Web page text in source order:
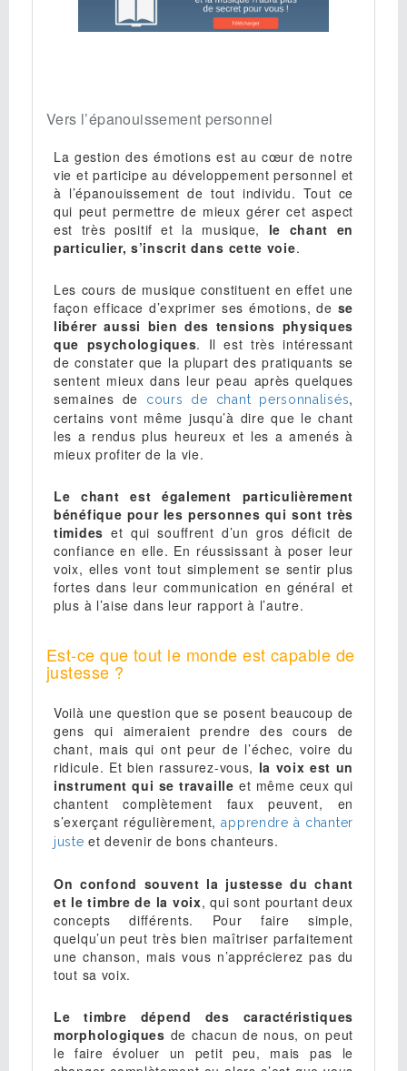
Vers l’épanouissement personnel
La gestion des émotions est au cœur de notre
vie et participe au développement personnel et
à l’épanouissement de tout individu. Tout ce
qui peut permettre de mieux gérer cet aspect
est très positif et la musique, le chant en
particulier, s’inscrit dans cette voie.
Les cours de musique constituent en effet une
façon efficace d’exprimer ses émotions, de se
libérer aussi bien des tensions physiques
que psychologiques. Il est très intéressant
de constater que la plupart des pratiquants se
sentent mieux dans leur peau après quelques
semaines de
cours de chant personnalisés,
certains vont même jusqu’à dire que le chant
les a rendus plus heureux et les a amenés à
mieux profiter de la vie.
Le chant est également particulièrement
bénéfique pour les personnes qui sont très
timides et qui souffrent d’un gros déficit de
confiance en elle. En réussissant à poser leur
voix, elles vont tout simplement se sentir plus
fortes dans leur communication en général et
plus à l’aise dans leur rapport à l’autre.
Est-ce que tout le monde est capable de
justesse ?
Voilà une question que se posent beaucoup de
gens qui aimeraient prendre des cours de
chant, mais qui ont peur de l’échec, voire du
ridicule. Et bien rassurez-vous, la voix est un
instrument qui se travaille et même ceux qui
chantent complètement faux peuvent, en
s’exerçant régulièrement,apprendre à chanter
juste et devenir de bons chanteurs.
On confond souvent la justesse du chant
et le timbre de la voix, qui sont pourtant deux
concepts différents. Pour faire simple,
quelqu’un peut très bien maîtriser parfaitement
une chanson, mais vous n’apprécierez pas du
tout sa voix.
Le timbre dépend des caractéristiques
morphologiques de chacun de nous, on peut
le faire évoluer un petit peu, mais pas le